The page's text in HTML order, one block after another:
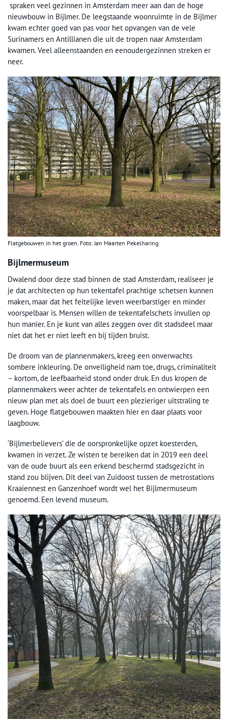
spraken veel gezinnen in Amsterdam meer aan dan de hoge
nieuwbouw in Bijlmer. De leegstaande woonruimte in de Bijlmer
kwam echter goed van pas voor het opvangen van de vele
Surinamers en Antillianen die uit de tropen naar Amsterdam
kwamen. Veel alleenstaanden en eenoudergezinnen streken er
neer.
Flatgebouwen in het groen. Foto: Jan Maarten Pekelharing.
Bijlmermuseum
Dwalend door deze stad binnen de stad Amsterdam, realiseer je
je dat architecten op hun tekentafel prachtige schetsen kunnen
maken, maar dat het feitelijke leven weerbarstiger en minder
voorspelbaar is. Mensen willen de tekentafelschets invullen op
hun manier. En je kunt van alles zeggen over dit stadsdeel maar
niet dat het er niet leeft en bij tijden bruist.
De droom van de plannenmakers, kreeg een onverwachts
sombere inkleuring. De onveiligheid nam toe, drugs, criminaliteit
– kortom, de leefbaarheid stond onder druk. En dus kropen de
plannenmakers weer achter de tekentafels en ontwierpen een
nieuw plan met als doel de buurt een plezieriger uitstraling te
geven. Hoge flatgebouwen maakten hier en daar plaats voor
laagbouw.
‘Bijlmerbelievers’ die de oorspronkelijke opzet koesterden,
kwamen in verzet. Ze wisten te bereiken dat in 2019 een deel
van de oude buurt als een erkend beschermd stadsgezicht in
stand zou blijven. Dit deel van Zuidoost tussen de metrostations
Kraaiennest en Ganzenhoef wordt wel het Bijlmermuseum
genoemd. Een levend museum.